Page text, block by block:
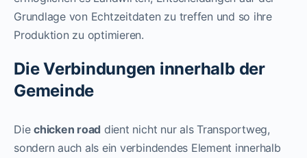
Grundlage von Echtzeitdaten zu treffen und so ihre
Produktion zu optimieren.
Die Verbindungen innerhalb der
Gemeinde
Diechicken road dient nicht nur als Transportweg,
sondern auch als ein verbindendes Element innerhalb